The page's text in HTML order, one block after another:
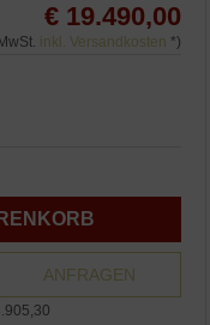
€ 19.490,00
inkl. Versandkosten *)
ANFRAGEN